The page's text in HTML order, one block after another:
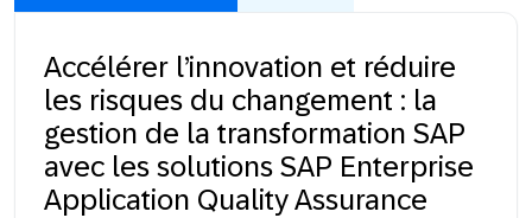
Accélérer l’innovation et réduire
les risques du changement : la
gestion de la transformation SAP
avec les solutions SAP Enterprise
Application Quality Assurance